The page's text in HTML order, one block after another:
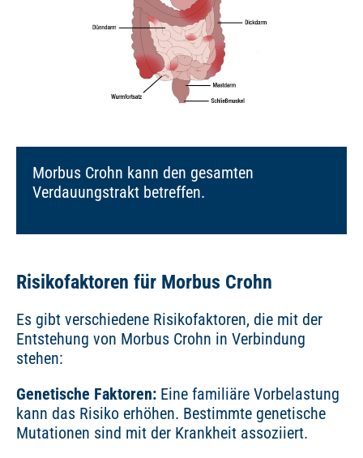
Morbus Crohn kann den gesamten
Verdauungstrakt betreffen.
Risikofaktoren für Morbus Crohn
Es gibt verschiedene Risikofaktoren, die mit der
Entstehung von Morbus Crohn in Verbindung
stehen:
Genetische Faktoren: Eine familiäre Vorbelastung
kann das Risiko erhöhen. Bestimmte genetische
Mutationen sind mit der Krankheit assoziiert.